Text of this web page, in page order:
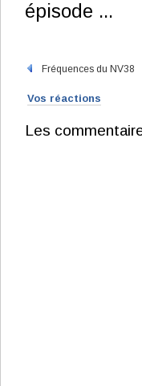
épisode ...
Fréquences du NV38
Vos réactions
Les